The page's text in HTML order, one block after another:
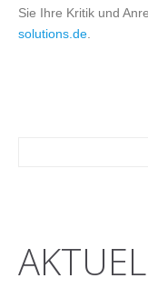
Sie Ihre Kritik und
solutions.de